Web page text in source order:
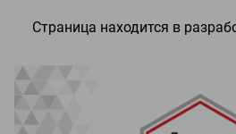
Страница находится в